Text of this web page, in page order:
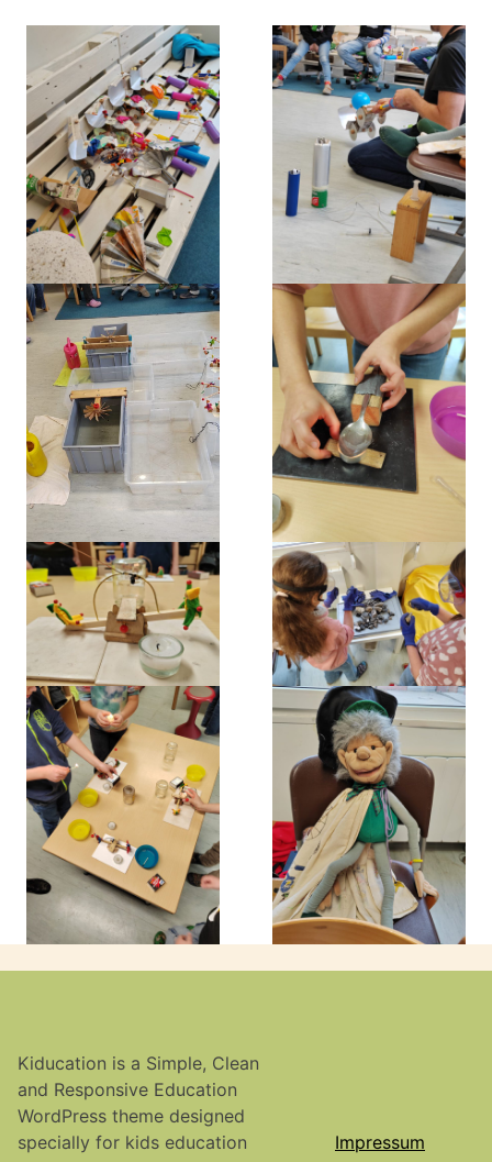
Kiducation is a Simple, Clean
and Responsive Education
WordPress theme designed
specially for kids education
Impressum